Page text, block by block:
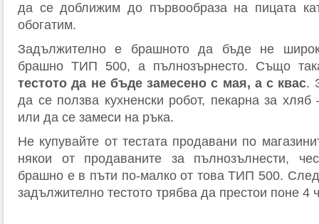
да се доближим до първообраза на пицата
обогатим.
Задължително е брашното да бъде не
брашно ТИП 500, а пълнозърнесто. Също
тестото да не бъде замесено с мая, а с квас.
да се ползва кухненски робот, пекарна за
или да се замеси на ръка.
Не купувайте от тестата продавани по
някои от продаваните за пълнозълнести,
брашно е в пъти по-малко от това ТИП 500.
задължително тестото трябва да престои поне 4